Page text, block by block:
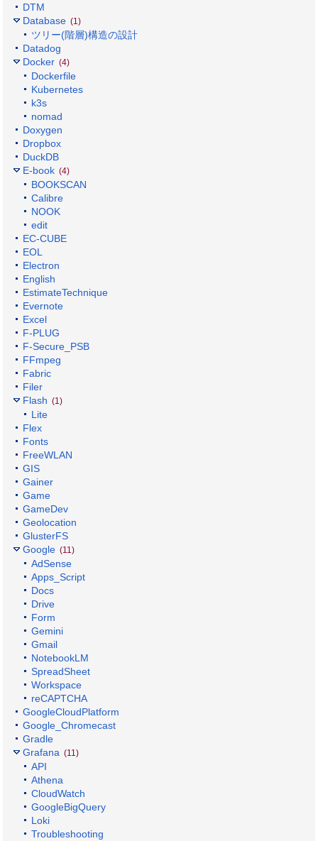
DTM
Database (1)
ツリー(階層)構造の設計
Datadog
Docker (4)
Dockerfile
Kubernetes
k3s
nomad
Doxygen
Dropbox
DuckDB
E-book (4)
BOOKSCAN
Calibre
NOOK
edit
EC-CUBE
EOL
Electron
English
EstimateTechnique
Evernote
Excel
F-PLUG
F-Secure_PSB
FFmpeg
Fabric
Filer
Flash (1)
Lite
Flex
Fonts
FreeWLAN
GIS
Gainer
Game
GameDev
Geolocation
GlusterFS
Google (11)
AdSense
Apps_Script
Docs
Drive
Form
Gemini
Gmail
NotebookLM
SpreadSheet
Workspace
reCAPTCHA
GoogleCloudPlatform
Google_Chromecast
Gradle
Grafana (11)
API
Athena
CloudWatch
GoogleBigQuery
Loki
Troubleshooting